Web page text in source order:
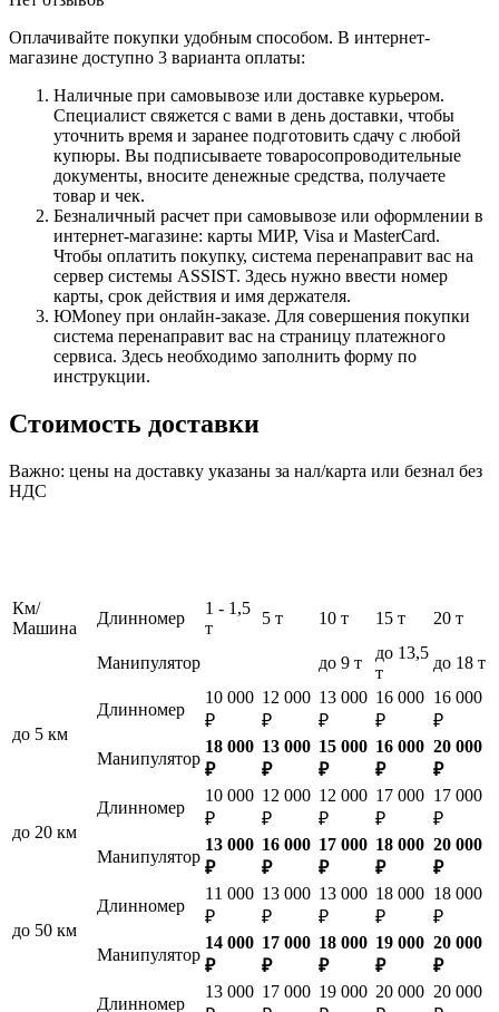
Оплачивайте покупки удобным способом. В интернет-
магазине доступно 3 варианта оплаты:
Наличные при самовывозе или доставке курьером.
Специалист свяжется с вами в день доставки, чтобы
уточнить время и заранее подготовить сдачу с любой
купюры. Вы подписываете товаросопроводительные
документы, вносите денежные средства, получаете
товар и чек.
Безналичный расчет при самовывозе или оформлении в
интернет-магазине: карты МИР, Visa и MasterCard.
Чтобы оплатить покупку, система перенаправит вас на
сервер системы ASSIST. Здесь нужно ввести номер
карты, срок действия и имя держателя.
ЮMoney при онлайн-заказе. Для совершения покупки
система перенаправит вас на страницу платежного
сервиса. Здесь необходимо заполнить форму по
инструкции.
Стоимость доставки
Важно: цены на доставку указаны за нал/карта или безнал без
НДС
Км/
Машина
Длинномер
1 - 1,5
т
5 т 10 т 15 т 20 т
Манипулятор до 9 т
до 13,5
т
до 18 т
до 5 км
Длинномер
10 000
₽
12 000
₽
13 000
₽
16 000
₽
16 000
₽
Манипулятор
18 000
₽
13 000
₽
15 000
₽
16 000
₽
20 000
₽
до 20 км
Длинномер
10 000
₽
12 000
₽
12 000
₽
17 000
₽
17 000
₽
Манипулятор
13 000
₽
16 000
₽
17 000
₽
18 000
₽
20 000
₽
до 50 км
Длинномер
11 000
₽
13 000
₽
13 000
₽
18 000
₽
18 000
₽
Манипулятор
14 000
₽
17 000
₽
18 000
₽
19 000
₽
20 000
₽
Длинномер
13 000 17 000 19 000 20 000 20 000